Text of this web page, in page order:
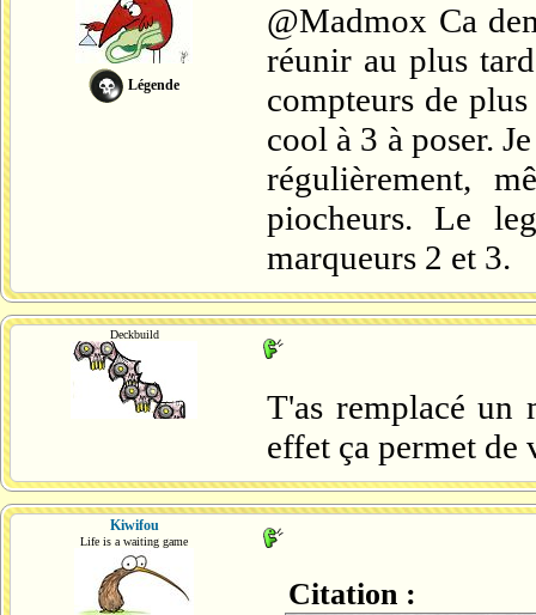
Légende
@Madmox Ca
réunir au plus
compteurs de
cool à 3 à poser.
régulièrement,
piocheurs. Le
marqueurs 2 et 3.
Deckbuild
T'as remplacé un
effet ça permet
Kiwifou
Life is a waiting game
Citation :